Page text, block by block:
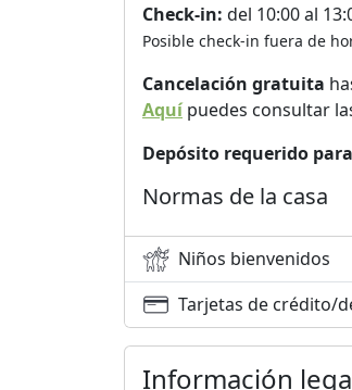
Check-in: del 10:00 al
Posible check-in fuera de
Cancelación gratuita
Aquípuedes consultar
Depósito requerido
Normas de la casa
Niños bienvenidos
Tarjetas de crédito/
Información